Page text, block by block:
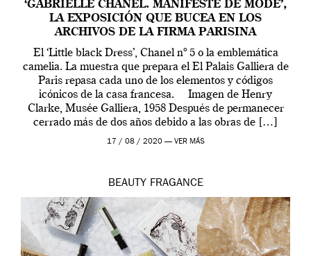
‘GABRIELLE CHANEL. MANIFESTE DE MODE’,
LA EXPOSICIÓN QUE BUCEA EN LOS
ARCHIVOS DE LA FIRMA PARISINA
El ‘Little black Dress’, Chanel nº 5 o la emblemática
camelia. La muestra que prepara el El Palais Galliera de
Paris repasa cada uno de los elementos y códigos
icónicos de la casa francesa. Imagen de Henry
Clarke, Musée Galliera, 1958 Después de permanecer
cerrado más de dos años debido a las obras de […]
17 / 08 / 2020 — VER MÁS
BEAUTY FRAGANCE